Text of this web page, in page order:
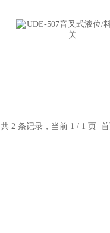
共 2 条记录，当前 1 / 1 页